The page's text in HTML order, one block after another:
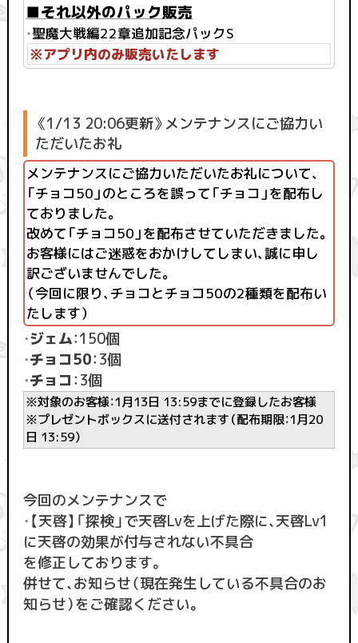
■それ以外のパック販売
・聖魔大戦編22章追加記念パックS
※アプリ内のみ販売いたします
《1/13 20:06更新》メンテナンスにご協力い
ただいたお礼
メンテナンスにご協力いただいたお礼について、
「チョコ50」のところを誤って「チョコ」を配布し
ておりました。
改めて「チョコ50」を配布させていただきました。
お客様にはご迷惑をおかけしてしまい、誠に申し
訳ございませんでした。
（今回に限り、チョコとチョコ50の2種類を配布い
たします）
・ジェム：150個
・チョコ50：3個
・チョコ ：3個
※対象のお客様：1月13日 13:59までに登録したお客様
※プレゼントボックスに送付されます（配布期限：1月20
日 13:59）
今回のメンテナンスで
・ 【天啓】「探検」で天啓Lvを上げた際に、天啓Lv1
に天啓の効果が付与されない不具合
を修正しております。
併せて、お知らせ（現在発生している不具合のお
知らせ）をご確認ください。